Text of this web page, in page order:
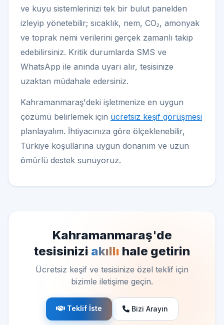
ve kuyu sistemlerinizi tek bir bulut panelden
izleyip yönetebilir; sıcaklık, nem, CO₂, amonyak
ve toprak nemi verilerini gerçek zamanlı takip
edebilirsiniz. Kritik durumlarda SMS ve
WhatsApp ile anında uyarı alır, tesisinize
uzaktan müdahale edersiniz.
Kahramanmaraş'deki işletmenize en uygun
çözümü belirlemek için ücretsiz keşif görüşmesi
planlayalım. İhtiyacınıza göre ölçeklenebilir,
Türkiye koşullarına uygun donanım ve uzun
ömürlü destek sunuyoruz.
Kahramanmaraş'de
tesisinizi akıllı hale getirin
Ücretsiz keşif ve tesisinize özel teklif için
bizimle iletişime geçin.
Teklif İste Bizi Arayın